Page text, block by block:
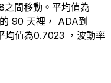
間移動。平均值為
90 天裡， ADA到
均值為0.7023 ，波動率